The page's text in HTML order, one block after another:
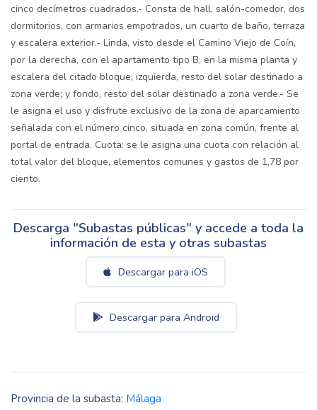
cinco decímetros cuadrados.- Consta de hall, salón-comedor, dos
dormitorios, con armarios empotrados, un cuarto de baño, terraza
y escalera exterior.- Linda, visto desde el Camino Viejo de Coín,
por la derecha, con el apartamento tipo B, en la misma planta y
escalera del citado bloque; izquierda, resto del solar destinado a
zona verde; y fondo, resto del solar destinado a zona verde.- Se
le asigna el uso y disfrute exclusivo de la zona de aparcamiento
señalada con el número cinco, situada en zona común, frente al
portal de entrada. Cuota: se le asigna una cuota con relación al
total valor del bloque, elementos comunes y gastos de 1,78 por
ciento.
Descarga "Subastas públicas" y accede a toda la
información de esta y otras subastas
Descargar para iOS
Descargar para Android
Provincia de la subasta: Málaga